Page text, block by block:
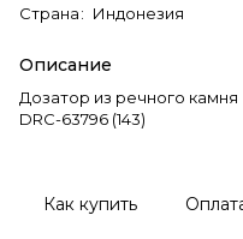
Страна: Индонезия
Описание
Дозатор из речного камня
DRC-63796 (143)
Как купить